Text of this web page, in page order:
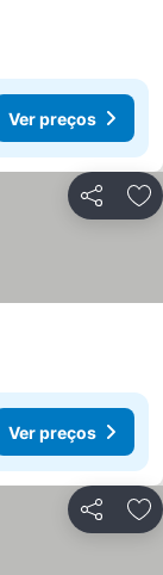
Ver preços
Partilhar
Ver preços
Partilhar